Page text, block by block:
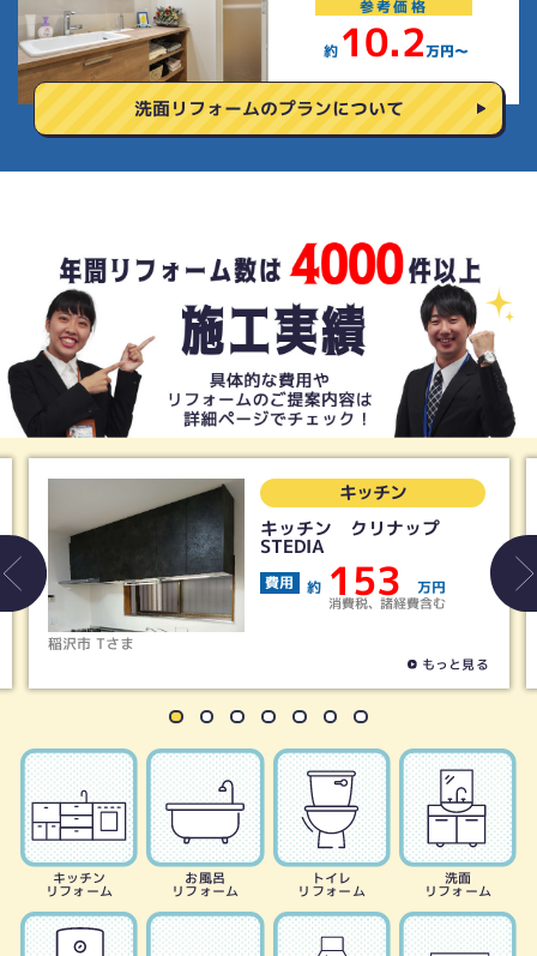
参考価格
約 10.2万円〜
洗面リフォームのプランについて
津島市 Aさま
トイレ
トイレ Panasonic アラ
ウーノLシリーズ
費用 約 40 万円
消費税、諸経費含む
もっと見る
キッチン
リフォーム
お風呂
リフォーム
トイレ
リフォーム
洗面
リフォーム